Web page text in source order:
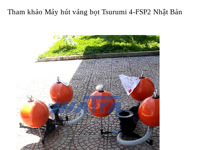
Tham khảo Máy hút váng bọt Tsurumi 4-FSP2 Nhật Bản